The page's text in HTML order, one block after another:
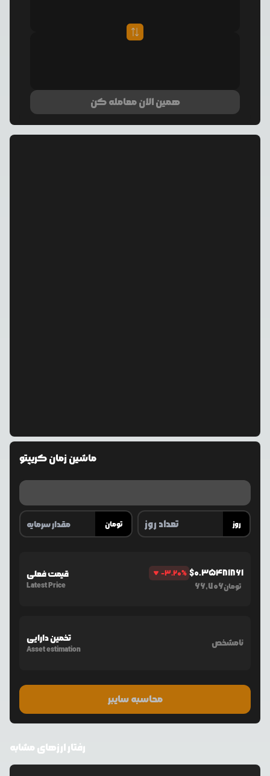
همین الان معامله کن
ماشین زمان کریپتو
تومان روز
قیمت فعلی
Latest Price
-3.20% $0.35481861
66,706تومان
تخمین دارایی
Asset estimation
نامشخص
محاسبه سایبر
رفتار ارزهای مشابه